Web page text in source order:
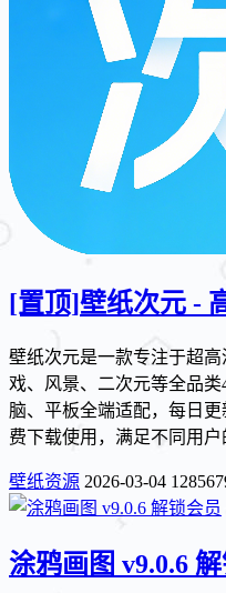
[置顶]壁纸次元 -
壁纸次元是一款专注于超
戏、风景、二次元等全品
脑、平板全端适配，每日
费下载使用，满足不同用
壁纸资源 2026-03-04
涂鸦画图 v9.0.6